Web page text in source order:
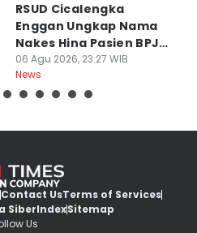
RSUD Cicalengka
Enggan Ungkap Nama
Nakes Hina Pasien BPJS
Yurizal
06 Agu 2026, 23:27 WIB
News
Contact UsTerms of Services
SiberIndexSitemap
Us